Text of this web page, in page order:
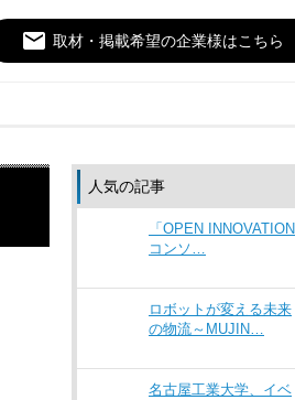
email 取材・掲載希望の企業様はこちら
人気の記事
「OPEN INNOVATION
コンソ…
ロボットが変える未来
の物流～MUJIN…
名古屋工業大学、イベ